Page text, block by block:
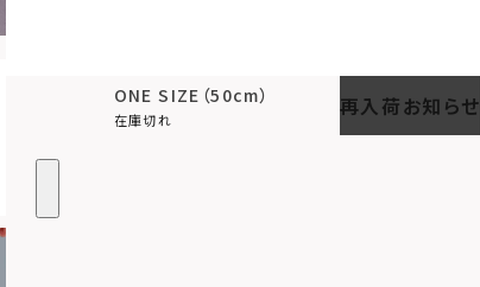
ONE SIZE（50cm）
在庫切れ 再入荷お知らせ